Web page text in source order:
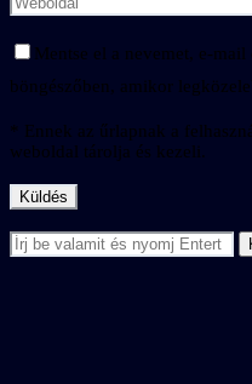
Mentse el a nevemet, e-
böngészőben, amikor
* Ennek az űrlapnak a
weboldal tárolja és kezeli.